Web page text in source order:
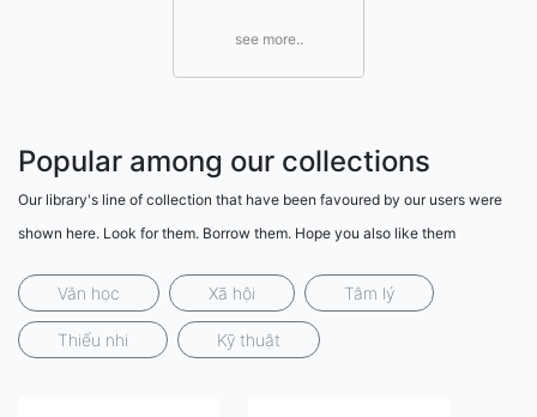
see more..
Popular among our collections
Our library's line of collection that have been favoured by our users were
shown here. Look for them. Borrow them. Hope you also like them
Văn học Xã hội Tâm lý
Thiếu nhi Kỹ thuật